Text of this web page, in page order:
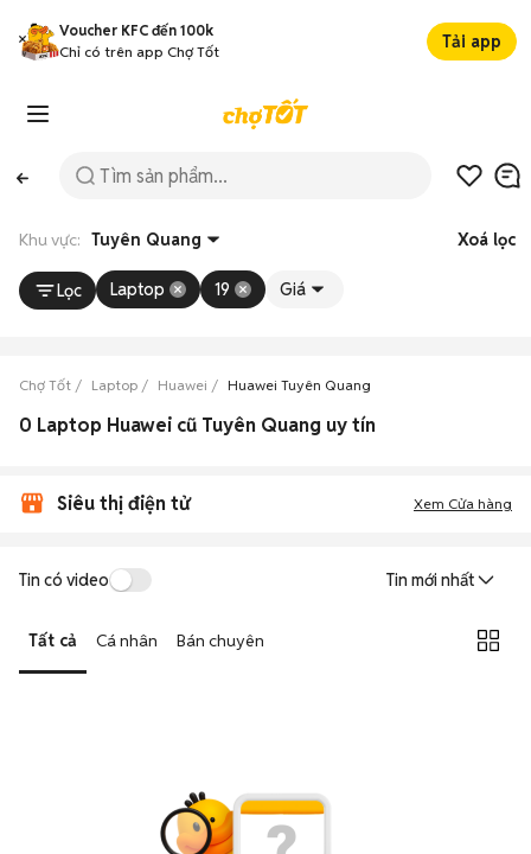
Voucher KFC đến 100k
Chỉ có trên app Chợ Tốt
Tải app
Khu vực: Tuyên Quang Xoá lọc
Lọc Laptop 19 Giá
Chợ Tốt Laptop Huawei Huawei Tuyên Quang
0 Laptop Huawei cũ Tuyên Quang uy tín
Siêu thị điện tử Xem Cửa hàng
Tin có video Tin mới nhất
Tất cả Cá nhân Bán chuyên